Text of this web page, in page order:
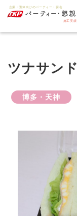
ツナサンド
博多・天神